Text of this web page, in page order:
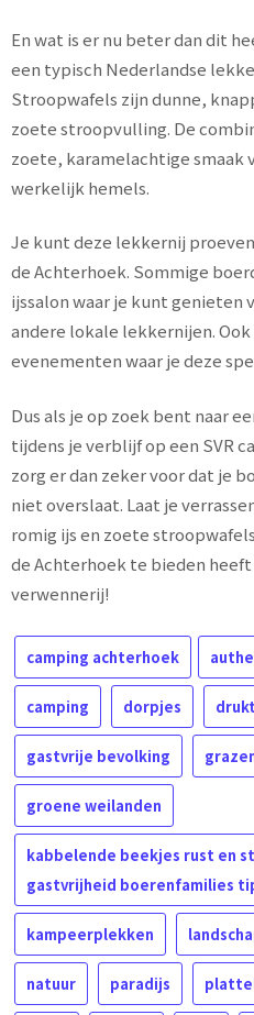
En wat is er nu beter dan dit
een typisch Nederlandse
Stroopwafels zijn dunne,
zoete stroopvulling. De
zoete, karamelachtige smaak
werkelijk hemels.
Je kunt deze lekkernij
de Achterhoek. Sommige
ijssalon waar je kunt genieten
andere lokale lekkernijen.
evenementen waar je deze
Dus als je op zoek bent naar
tijdens je verblijf op een SVR
zorg er dan zeker voor dat je
niet overslaat. Laat je
romig ijs en zoete
de Achterhoek te bieden
verwennerij!
camping achterhoek
camping dorpjes
gastvrije bevolking
groene weilanden
kabbelende beekjes rust en
gastvrijheid boerenfamilies
kampeerplekken
natuur paradijs